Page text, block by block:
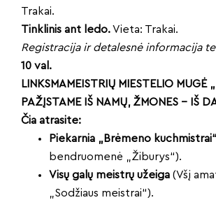
Trakai.
Tinklinis ant ledo.Vieta: Trakai.
Registracija ir detalesnė informacija
10 val.
LINKSMAMEISTRIŲ MIESTELIO MUGĖ
PAŽĮSTAME IŠ NAMŲ, ŽMONES – IŠ
Čia atrasite:
Piekarnia „Brėmeno kuchmistrai“
bendruomenė „Žiburys“).
Visų galų meistrų užeiga (Všį
„Sodžiaus meistrai“).